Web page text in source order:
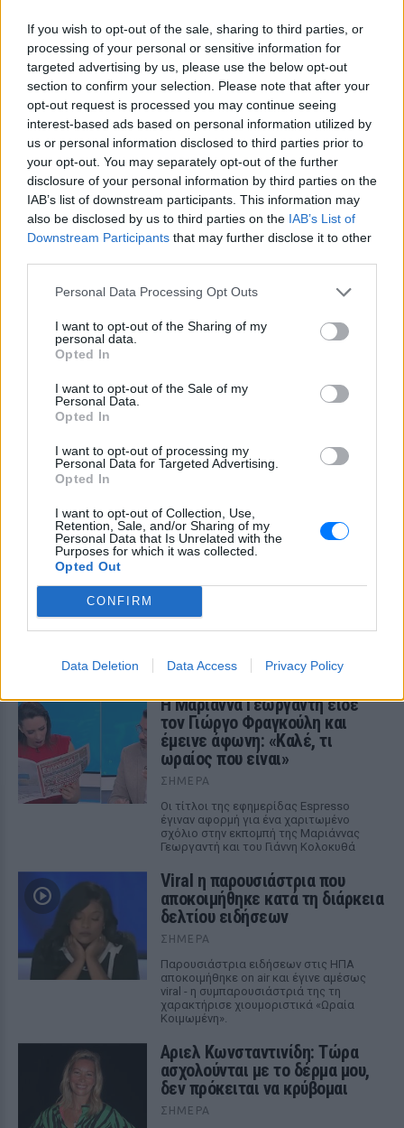
If you wish to opt-out of the sale, sharing to third parties, or
processing of your personal or sensitive information for
targeted advertising by us, please use the below opt-out
section to confirm your selection. Please note that after your
opt-out request is processed you may continue seeing
interest-based ads based on personal information utilized by
us or personal information disclosed to third parties prior to
your opt-out. You may separately opt-out of the further
disclosure of your personal information by third parties on the
IAB’s list of downstream participants. This information may
also be disclosed by us to third parties on the IAB’s List of
Downstream Participants that may further disclose it to other
Personal Data Processing Opt Outs
I want to opt-out of the Sharing of my
personal data.
Opted In
I want to opt-out of the Sale of my
Personal Data.
Opted In
I want to opt-out of processing my
Personal Data for Targeted Advertising.
Opted In
I want to opt-out of Collection, Use,
Retention, Sale, and/or Sharing of my
Personal Data that Is Unrelated with the
Purposes for which it was collected.
Opted Out
CONFIRM
Data Deletion Data Access Privacy Policy
κάνουν οι λουόμενοι αν έρθουν
αντιμέτωποι με το ψάρι που έχει γίνει το
πιο συζητημένο θέμα στις ελληνικές
παραλίες
Μπαντέρας – Γκρίφιθ: Το
μυστικό που τους κρατά
«καλύτερους φίλους» 11 χρόνια
μετά
ΣΉΜΕΡΑ
Οι δύο σταρ του Χόλιγουντ απέδειξαν
ότι η αγάπη και ο σεβασμός μπορούν να
διαρκέσουν πέρα από τον γάμο, χάρη και
στην κόρη τους.
αποκαλυπτικό μαύρο look
θύμισε τη Σίντι Κρόφορντ
Αντζελες
Ιωάννα Τούνη: Αδημοσίευτη φωτογραφία από
Ίμπιζα με τον Δημήτρη Σπυριδωνίδη
Η Μαριάννα Γεωργαντή είδε
τον Γιώργο Φραγκούλη και
έμεινε άφωνη: «Καλέ, τι
ωραίος που είναι»
ΣΉΜΕΡΑ
Οι τίτλοι της εφημερίδας Espresso
έγιναν αφορμή για ένα χαριτωμένο
σχόλιο στην εκπομπή της Μαριάννας
Γεωργαντή και του Γιάννη Κολοκυθά
Viral η παρουσιάστρια που
αποκοιμήθηκε κατά τη διάρκεια
δελτίου ειδήσεων
ΣΉΜΕΡΑ
Παρουσιάστρια ειδήσεων στις ΗΠΑ
αποκοιμήθηκε on air και έγινε αμέσως
viral - η συμπαρουσιάστριά της τη
χαρακτήρισε χιουμοριστικά «Ωραία
Κοιμωμένη».
Αριελ Κωνσταντινίδη: Τώρα
ασχολούνται με το δέρμα μου,
δεν πρόκειται να κρύβομαι
ΣΉΜΕΡΑ